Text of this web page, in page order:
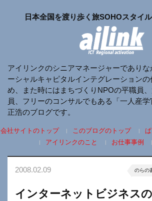
日本全国を渡り歩く旅SOHOスタイ
アイリンクのシニアマネージャーであり
ーシャルキャピタルインテグレーション
め、また時にはまちづくりNPOの平職員
員、フリーのコンサルでもある「一人産
正浩のブログです。
会社サイトのトップ このブログのトップ
アイリンクのこと
お仕事事例
2008.02.09 のらの
インターネットビジネス